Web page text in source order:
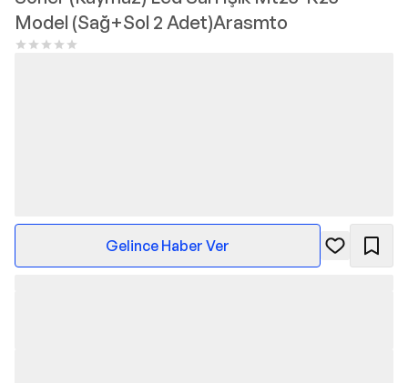
Model (Sağ+Sol 2 Adet)Arasmto
Gelince Haber Ver